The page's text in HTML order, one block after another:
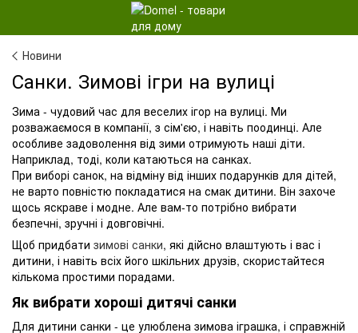
Новини
Санки. Зимові ігри на вулиці
Зима - чудовий час для веселих ігор на вулиці. Ми
розважаємося в компанії, з сім'єю, і навіть поодинці. Але
особливе задоволення від зими отримують наші діти.
Наприклад, тоді, коли катаються на санках.
При виборі санок, на відміну від інших подарунків для дітей,
не варто повністю покладатися на смак дитини. Він захоче
щось яскраве і модне. Але вам-то потрібно вибрати
безпечні, зручні і довговічні.
Щоб придбати зимові санки, які дійсно влаштують і вас і
дитини, і навіть всіх його шкільних друзів, скористайтеся
кількома простими порадами.
Як вибрати хороші дитячі санки
Для дитини санки - це улюблена зимова іграшка, і справжній